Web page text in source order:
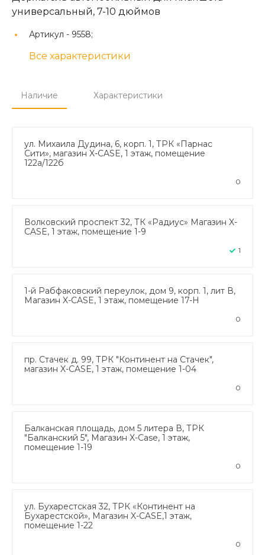
универсальный, 7-10 дюймов
Артикул - 9558;
Все характеристики
Наличие Характеристики
ул. Михаила Дудина, 6, корп. 1, ТРК «Парнас
Сити», магазин X-CASE, 1 этаж, помещение
122а/122б
0
Волковский проспект 32, ТК «Радиус» Магазин X-
CASE, 1 этаж, помещение 1-9
1
1-й Рабфаковский переулок, дом 9, корп. 1, лит В,
Магазин X-CASE, 1 этаж, помещение 17-Н
0
пр. Стачек д. 99, ТРК "Континент на Стачек",
магазин X-CASE, 1 этаж, помещение 1-04
0
Балканская площадь, дом 5 литера В, ТРК
"Балканский 5", Магазин X-Case, 1 этаж,
помещение 1-19
0
ул. Бухарестская 32, ТРК «Континент на
Бухарестской», Магазин X-CASE,1 этаж,
помещение 1-22
0